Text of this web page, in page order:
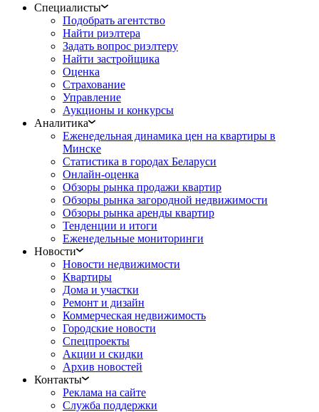
Специалисты
Подобрать агентство
Найти риэлтера
Задать вопрос риэлтеру
Найти застройщика
Оценка
Страхование
Управление
Аукционы и конкурсы
Аналитика
Еженедельная динамика цен на квартиры в
Минске
Статистика в городах Беларуси
Онлайн-оценка
Обзоры рынка продажи квартир
Обзоры рынка загородной недвижимости
Обзоры рынка аренды квартир
Тенденции и итоги
Еженедельные мониторинги
Новости
Новости недвижимости
Квартиры
Дома и участки
Ремонт и дизайн
Коммерческая недвижимость
Городские новости
Спецпроекты
Акции и скидки
Архив новостей
Контакты
Реклама на сайте
Служба поддержки